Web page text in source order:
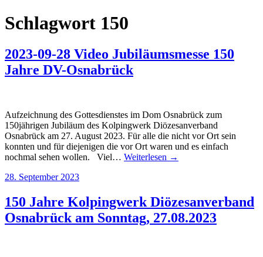
Schlagwort 150
2023-09-28 Video Jubiläumsmesse 150
Jahre DV-Osnabrück
Aufzeichnung des Gottesdienstes im Dom Osnabrück zum
150jährigen Jubiläum des Kolpingwerk Diözesanverband
Osnabrück am 27. August 2023. Für alle die nicht vor Ort sein
konnten und für diejenigen die vor Ort waren und es einfach
nochmal sehen wollen. Viel… Weiterlesen →
28. September 2023
150 Jahre Kolpingwerk Diözesanverband
Osnabrück am Sonntag, 27.08.2023